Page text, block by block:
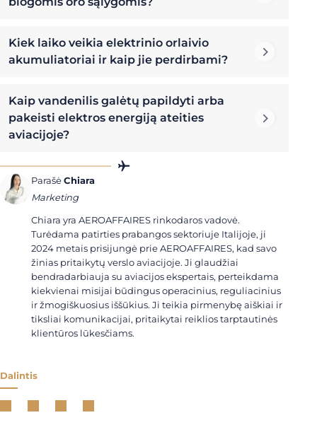
Kiek laiko veikia elektrinio orlaivio
akumuliatoriai ir kaip jie perdirbami?
Kaip vandenilis galėtų papildyti arba
pakeisti elektros energiją ateities
aviacijoje?
ParašėChiara
Marketing
Chiara yra AEROAFFAIRES rinkodaros vadovė.
Turėdama patirties prabangos sektoriuje Italijoje, ji
2024 metais prisijungė prie AEROAFFAIRES, kad savo
žinias pritaikytų verslo aviacijoje. Ji glaudžiai
bendradarbiauja su aviacijos ekspertais, perteikdama
kiekvienai misijai būdingus operacinius, reguliacinius
ir žmogiškuosius iššūkius. Ji teikia pirmenybę aiškiai ir
tiksliai komunikacijai, pritaikytai reiklios tarptautinės
klientūros lūkesčiams.
Dalintis